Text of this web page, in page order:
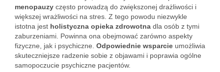
menopauzy często prowadzą do zwiększonej drażliwości i
większej wrażliwości na stres. Z tego powodu niezwykle
istotna jest holistyczna opieka zdrowotna dla osób z tymi
zaburzeniami. Powinna ona obejmować zarówno aspekty
fizyczne, jak i psychiczne. Odpowiednie wsparcie umożliwia
skuteczniejsze radzenie sobie z objawami i poprawia ogólne
samopoczucie psychiczne pacjentów.